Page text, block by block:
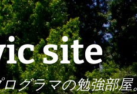
site
グラマの勉強部